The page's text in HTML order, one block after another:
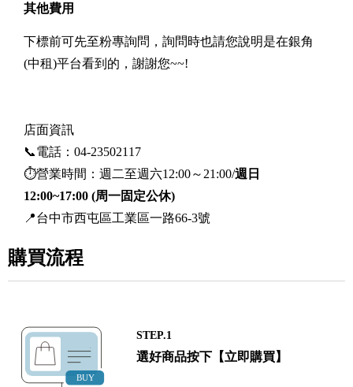
其他費用
下標前可先至粉專詢問，詢問時也請您說明是在銀角
(中租)平台看到的，謝謝您~~!
店面資訊
📞電話：04-23502117
⏱營業時間：週二至週六12:00～21:00/週日
12:00~17:00 (周一固定公休)
📍台中市西屯區工業區一路66-3號
購買流程
STEP.1
選好商品按下【立即購買】